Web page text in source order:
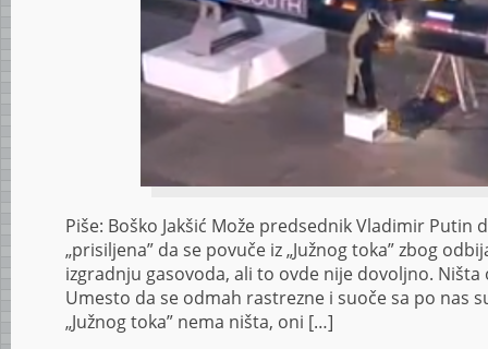
Piše: Boško Jakšić Može predsednik Vladimir Putin
„prisiljena” da se povuče iz „Južnog toka” zbog
izgradnju gasovoda, ali to ovde nije dovoljno.
Umesto da se odmah rastrezne i suoče sa po nas
„Južnog toka” nema ništa, oni […]